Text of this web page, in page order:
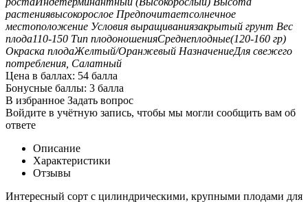
растениявысокорослое Предпочитаетсолнечное
местоположение Условия выращиваниязакрытый грунт Вес
плода110-150 Тип плодоношенияСреднеплодные(120-160 гр)
Окраска плодаЖелтый/Оранжевый НазначениеДля свежего
потребления, Салатный
Цена в баллах: 54 балла
Бонусные баллы: 3 балла
В избранное Задать вопрос
Войдите в учётную запись, чтобы мы могли сообщить вам об
ответе
Описание
Характеристики
Отзывы
Интересный сорт с цилиндрическими, крупными плодами для